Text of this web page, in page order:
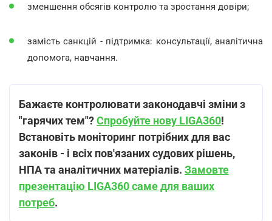
зменшення обсягів контролю та зростання довіри;
замість санкцій - підтримка: консультації, аналітична
допомога, навчання.
Бажаєте контролювати законодавчі зміни з
"гарячих тем"?Спробуйте нову LIGA360!
Встановіть моніторинг потрібних для вас
законів - і всіх пов'язаних судових рішень,
НПА та аналітичних матеріалів. Замовте
презентацію LIGA360 саме для ваших
потреб.